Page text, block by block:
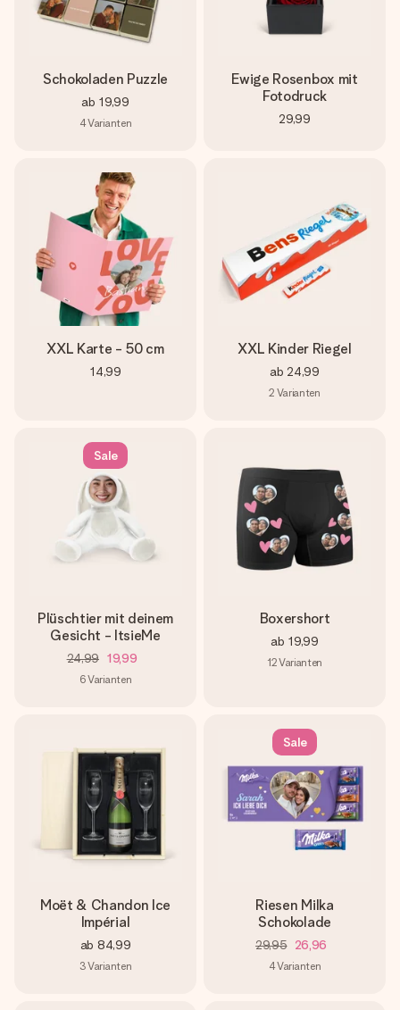
Schokoladen Puzzle
ab 19,99
4Varianten
Ewige Rosenbox mit
Fotodruck
29,99
XXL Karte - 50 cm
14,99
XXL Kinder Riegel
ab 24,99
2 Varianten
Sale
Plüschtier mit deinem
Gesicht - ItsieMe
24,99 19,99
6Varianten
Boxershort
ab 19,99
12Varianten
Moët & Chandon Ice
Impérial
ab 84,99
3Varianten
Sale
Riesen Milka
Schokolade
29,95 26,96
4Varianten